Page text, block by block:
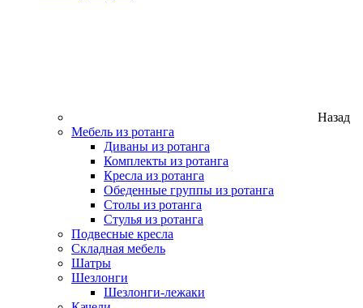
Назад
Мебель из ротанга
Диваны из ротанга
Комплекты из ротанга
Кресла из ротанга
Обеденные группы из ротанга
Столы из ротанга
Стулья из ротанга
Подвесные кресла
Складная мебель
Шатры
Шезлонги
Шезлонги-лежаки